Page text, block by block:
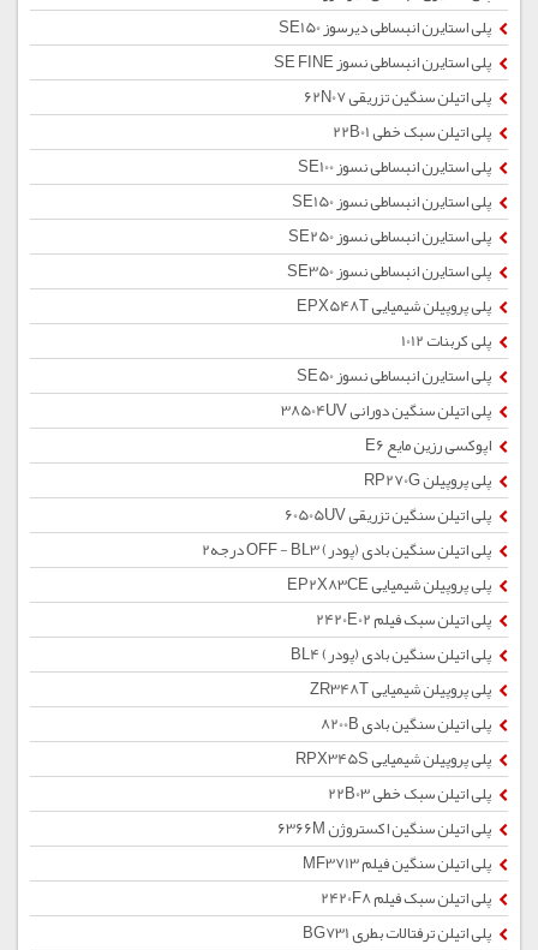
پلی استایرن انبساطی دیرسوز SE150
پلی استایرن انبساطی نسوز SE FINE
پلی اتیلن سنگین تزریقی 62N07
پلی اتیلن سبک خطی 22B01
پلی استایرن انبساطی نسوز SE100
پلی استایرن انبساطی نسوز SE150
پلی استایرن انبساطی نسوز SE250
پلی استایرن انبساطی نسوز SE350
پلی پروپیلن شیمیایی EPX548T
پلی کربنات 1012
پلی استایرن انبساطی نسوز SE50
پلی اتیلن سنگین دورانی 38504UV
اپوکسی رزین مایع E6
پلی پروپیلن RP270G
پلی اتیلن سنگین تزریقی 60505UV
پلی اتیلن سنگین بادی (پودر) OFF - BL3 درجه2
پلی پروپیلن شیمیایی EP2X83CE
پلی اتیلن سبک فیلم 2420E02
پلی اتیلن سنگین بادی (پودر) BL4
پلی پروپیلن شیمیایی ZR348T
پلی اتیلن سنگین بادی 8200B
پلی پروپیلن شیمیایی RPX345S
پلی اتیلن سبک خطی 22B03
پلی اتیلن سنگین اکستروژن 6366M
پلی اتیلن سنگین فیلم MF3713
پلی اتیلن سبک فیلم 2420F8
پلی اتیلن ترفتالات بطری BG731